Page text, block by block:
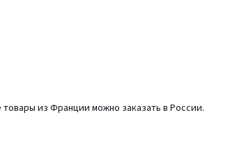
из Франции можно заказать в России.